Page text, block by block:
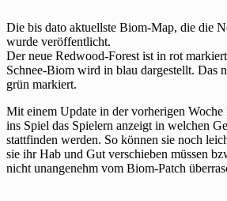
Die bis dato aktuellste Biom-Map, die die
wurde veröffentlicht.
Der neue Redwood-Forest ist in rot
Schnee-Biom wird in blau dargestellt. Das
grün markiert.
Mit einem Update in der vorherigen Woche
ins Spiel das Spielern anzeigt in welchen
stattfinden werden. So können sie noch
sie ihr Hab und Gut verschieben müssen
nicht unangenehm vom Biom-Patch